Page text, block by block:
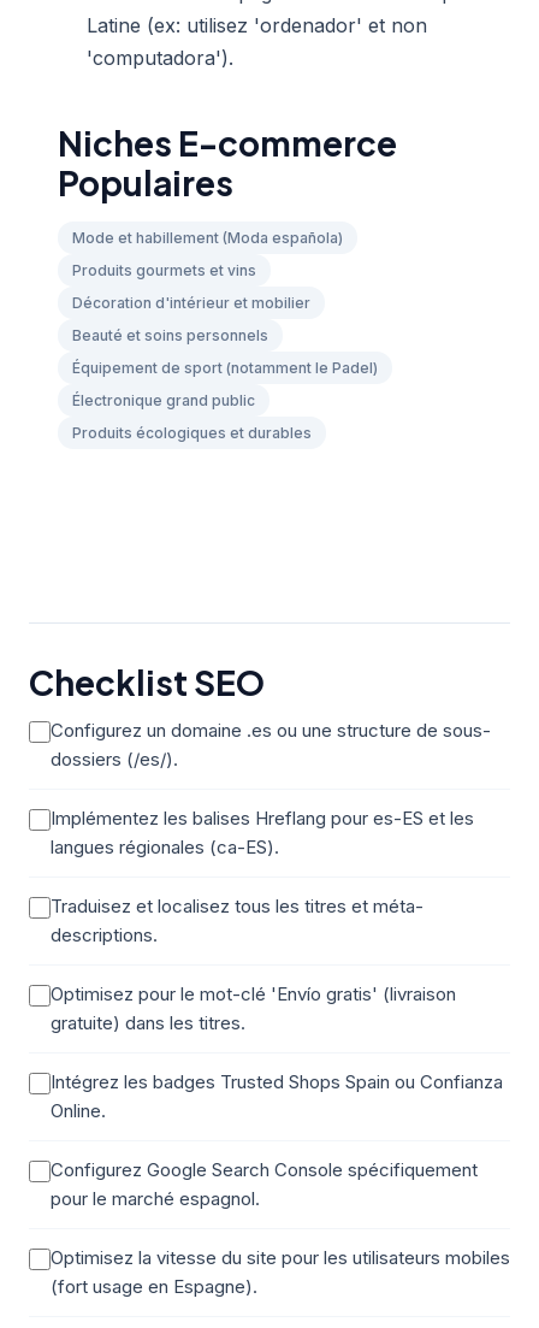
Latine (ex: utilisez 'ordenador' et non
'computadora').
Niches E-commerce
Populaires
Mode et habillement (Moda española)
Produits gourmets et vins
Décoration d'intérieur et mobilier
Beauté et soins personnels
Équipement de sport (notamment le Padel)
Électronique grand public
Produits écologiques et durables
Checklist SEO
Configurez un domaine .es ou une structure de sous-
dossiers (/es/).
Implémentez les balises Hreflang pour es-ES et les
langues régionales (ca-ES).
Traduisez et localisez tous les titres et méta-
descriptions.
Optimisez pour le mot-clé 'Envío gratis' (livraison
gratuite) dans les titres.
Intégrez les badges Trusted Shops Spain ou Confianza
Online.
Configurez Google Search Console spécifiquement
pour le marché espagnol.
Optimisez la vitesse du site pour les utilisateurs mobiles
(fort usage en Espagne).